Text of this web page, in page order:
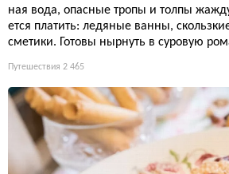
ная вода, опасные тропы и толпы
ется платить: ледяные ванны,
сметики. Готовы нырнуть в суровую
Путешествия 2 465